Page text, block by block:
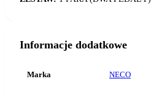
Informacje dodatkowe
Marka NECO